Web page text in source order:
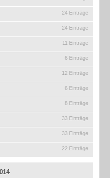
24 Einträge
24 Einträge
11 Einträge
6 Einträge
12 Einträge
6 Einträge
8 Einträge
33 Einträge
33 Einträge
22 Einträge